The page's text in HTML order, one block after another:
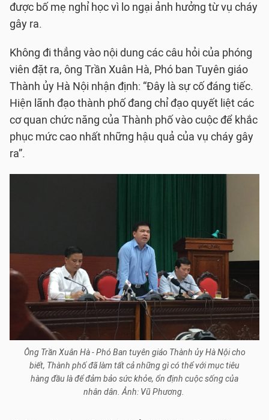
được bố mẹ nghỉ học vì lo ngại ảnh hưởng từ vụ cháy
gây ra.
Không đi thẳng vào nội dung các câu hỏi của phóng
viên đặt ra, ông Trần Xuân Hà, Phó ban Tuyên giáo
Thành ủy Hà Nội nhận định: “Đây là sự cố đáng tiếc.
Hiện lãnh đạo thành phố đang chỉ đạo quyết liệt các
cơ quan chức năng của Thành phố vào cuộc để khắc
phục mức cao nhất những hậu quả của vụ cháy gây
ra”.
Ông Trần Xuân Hà - Phó Ban tuyên giáo Thành ủy Hà Nội cho
biết, Thành phố đã làm tất cả những gì có thể với mục tiêu
hàng đầu là để đảm bảo sức khỏe, ổn định cuộc sống của
nhân dân. Ảnh: Vũ Phương.